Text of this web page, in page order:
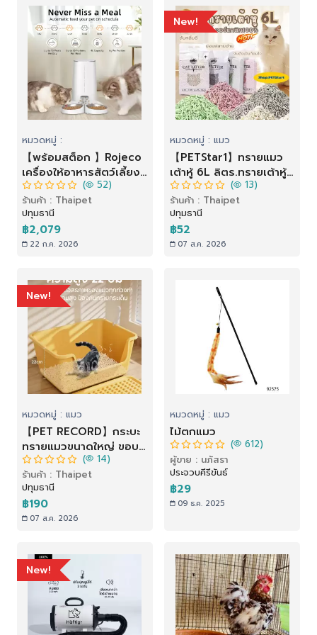
หมวดหมู่ :
【พร้อมสต็อก 】Rojeco
เครื่องให้อาหารสัตว์เลี้ยง
อัตโนมัติ WiFi พร้อมรีโมต
คอนโทรล 4 ลิตร สําหรับ
สัตว์เลี้ยง สุนัข แมว
( 52)
ร้านค้า : Thaipet
ปทุมธานี
฿2,079
22 ก.ค. 2026
New!
หมวดหมู่ : แมว
【PETStar1】ทรายแมว
เต้าหู้ 6L ลิตร.ทรายเต้าหู้
ผลิตจากกากถั่วเหลือง
ธรรมชาติทราย ละบาย
กลิ่นได้ดี มีให้เลือก7กลิ่น
( 13)
ร้านค้า : Thaipet
ปทุมธานี
฿52
07 ส.ค. 2026
New!
หมวดหมู่ : แมว
【PET RECORD】กระบะ
ทรายแมวขนาดใหญ่ ขอบ
สูง ป้องกันทรายกระเด็น
ห้องน้ำแมวฝาปิดถอดล้าง
ง่าย แข็งแรง ทนทาน
( 14)
ร้านค้า : Thaipet
ปทุมธานี
฿190
07 ส.ค. 2026
หมวดหมู่ : แมว
ไม้ตกแมว
( 612)
ผู้ขาย : นภัสรา
ประจวบคีรีขันธ์
฿29
09 ธ.ค. 2025
New!